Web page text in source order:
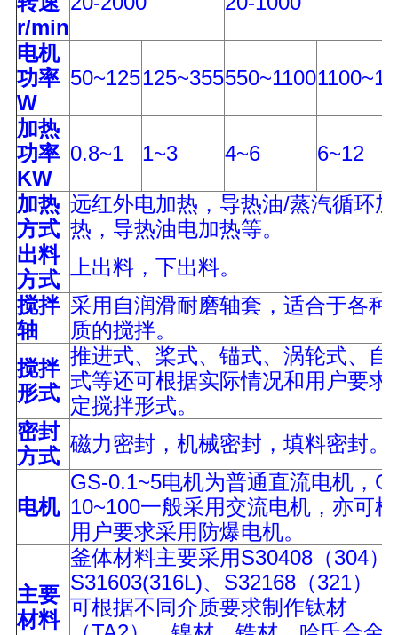
r/min
电机
功率
W
50~125125~355550~1100
加热
功率
KW
0.8~1 1~3 4~6 6~12
加热
方式
远红外电加热，导热油/蒸汽循环加
热，导热油电加热等。
出料
方式
上出料，下出料。
搅拌
轴
采用自润滑耐磨轴套，适合于各种
质的搅拌。
搅拌
形式
推进式、桨式、锚式、涡轮式、自
式等还可根据实际情况和用户要求
定搅拌形式。
密封
方式
磁力密封，机械密封，填料密封。
电机
GS-0.1~5电机为普通直流电机，
10~100一般采用交流电机，亦可
用户要求采用防爆电机。
主要
材料
釜体材料主要采用S30408（304）
S31603(316L)、S32168（321）
可根据不同介质要求制作钛材